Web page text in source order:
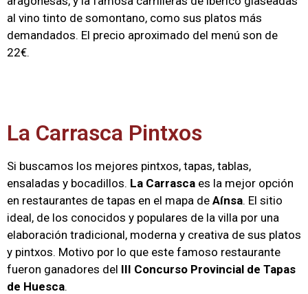
al vino tinto de somontano, como sus platos más
demandados. El precio aproximado del menú son de
22€.
La Carrasca Pintxos
Si buscamos los mejores pintxos, tapas, tablas,
ensaladas y bocadillos. La Carrasca es la mejor opción
en restaurantes de tapas en el mapa de Aínsa. El sitio
ideal, de los conocidos y populares de la villa por una
elaboración tradicional, moderna y creativa de sus platos
y pintxos. Motivo por lo que este famoso restaurante
fueron ganadores del III Concurso Provincial de Tapas
de Huesca.